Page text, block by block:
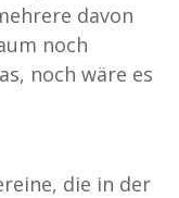
davon
noch
noch wäre es
die in der